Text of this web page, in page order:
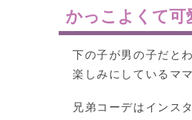
かっこよくて可
下の子が男の子だと
楽しみにしているマ
兄弟コーデはインス